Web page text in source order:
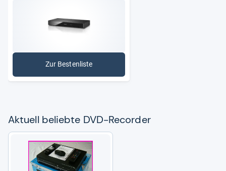
Zur Bestenliste
: DVD-Recorder
Aktu­ell beliebte DVD-​Recor­der